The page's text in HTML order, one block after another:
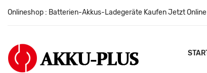
Onlineshop : Batterien-Akkus-Ladegeräte Kaufen Jetzt Online